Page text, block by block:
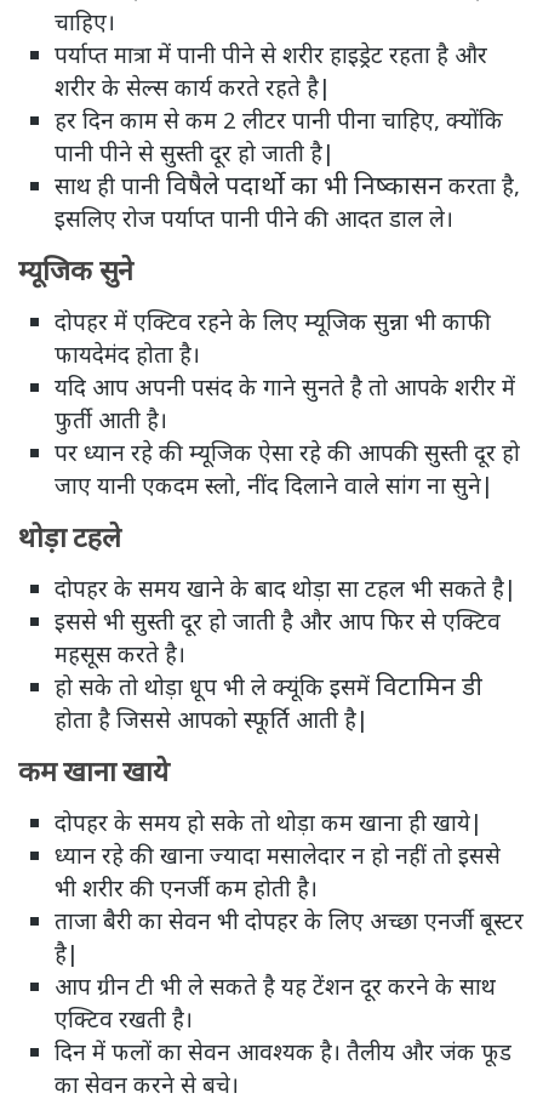
चाहिए।
पर्याप्त मात्रा में पानी पीने से शरीर हाइड्रेट रहता है और
शरीर के सेल्स कार्य करते रहते है|
हर दिन काम से कम 2 लीटर पानी पीना चाहिए, क्योंकि
पानी पीने से सुस्ती दूर हो जाती है|
साथ ही पानी विषैले पदार्थो का भी निष्कासन करता है,
इसलिए रोज पर्याप्त पानी पीने की आदत डाल ले।
म्यूजिक सुने
दोपहर में एक्टिव रहने के लिए म्यूजिक सुन्ना भी काफी
फायदेमंद होता है।
यदि आप अपनी पसंद के गाने सुनते है तो आपके शरीर में
फुर्ती आती है।
पर ध्यान रहे की म्यूजिक ऐसा रहे की आपकी सुस्ती दूर हो
जाए यानी एकदम स्लो, नींद दिलाने वाले सांग ना सुने|
थोड़ा टहले
दोपहर के समय खाने के बाद थोड़ा सा टहल भी सकते है|
इससे भी सुस्ती दूर हो जाती है और आप फिर से एक्टिव
महसूस करते है।
हो सके तो थोड़ा धूप भी ले क्यूंकि इसमें विटामिन डी
होता है जिससे आपको स्फूर्ति आती है|
कम खाना खाये
दोपहर के समय हो सके तो थोड़ा कम खाना ही खाये|
ध्यान रहे की खाना ज्यादा मसालेदार न हो नहीं तो इससे
भी शरीर की एनर्जी कम होती है।
ताजा बैरी का सेवन भी दोपहर के लिए अच्छा एनर्जी बूस्टर
है|
आप ग्रीन टी भी ले सकते है यह टेंशन दूर करने के साथ
एक्टिव रखती है।
दिन में फलों का सेवन आवश्यक है। तैलीय और जंक फूड
का सेवन करने से बचे।